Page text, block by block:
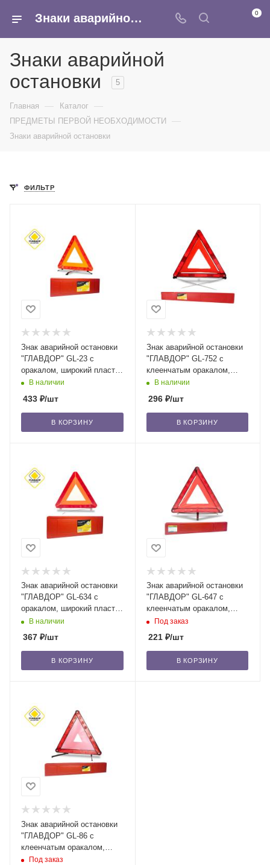
Знаки аварийной остановки - купить оптом в интернет-магазине Армина 0
Знаки аварийной
остановки
5
Главная — Каталог —
ПРЕДМЕТЫ ПЕРВОЙ НЕОБХОДИМОСТИ —
Знаки аварийной остановки
ФИЛЬТР
Знак аварийной остановки
"ГЛАВДОР" GL-23 с
оракалом, широкий пласт.
бокс, на металл. ножках
В наличии
433 ₽/шт
В КОРЗИНУ
Знак аварийной остановки
"ГЛАВДОР" GL-752 с
клеенчатым оракалом,
пласт. бокс, на металл.
В наличии
296₽/шт
В КОРЗИНУ
Знак аварийной остановки
"ГЛАВДОР" GL-634 с
оракалом, широкий пласт.
бокс, на металл. спицах /20
В наличии
367 ₽/шт
В КОРЗИНУ
Знак аварийной остановки
"ГЛАВДОР" GL-647 с
клеенчатым оракалом,
пласт. бокс, на металл.
ножках /50
Под заказ
221₽/шт
В КОРЗИНУ
Знак аварийной остановки
"ГЛАВДОР" GL-86 с
клеенчатым оракалом,
пласт. бокс, на пласт.
Под заказ